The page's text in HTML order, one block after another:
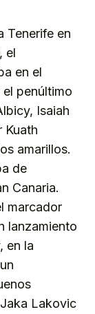
Tenerife en
el
en el
penúltimo
Isaiah
Kuath
amarillos.
de
Canaria.
marcador
lanzamiento
en la
Lakovic